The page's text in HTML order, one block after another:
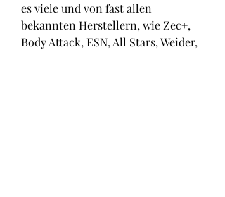
es viele und von fast allen
bekannten Herstellern, wie Zec+,
Body Attack, ESN, All Stars, Weider,